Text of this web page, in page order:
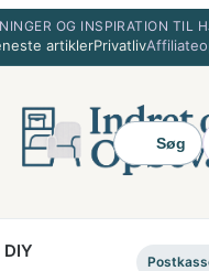
OG INSPIRATION TIL
artiklerPrivatliv
Søg
DIY